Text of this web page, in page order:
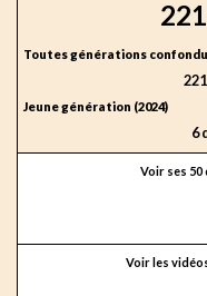
221
Toutes générations
Jeune génération (2024)
6
Voir ses
Voir les